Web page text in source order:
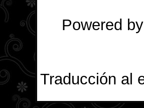
Powered by
Traducción al